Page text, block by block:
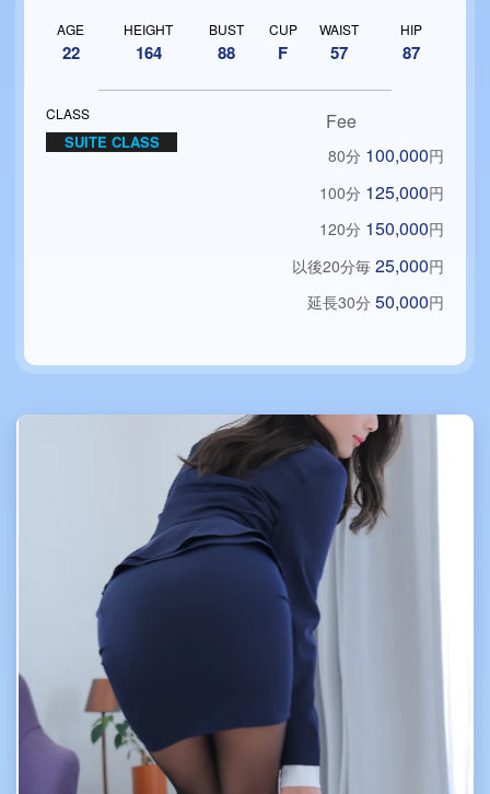
AGE
22
HEIGHT
164
BUST
88
CUP
F
WAIST
57
HIP
87
CLASS
SUITE CLASS
Fee
80分 100,000円
100分 125,000円
120分 150,000円
以後20分毎 25,000円
延長30分 50,000円